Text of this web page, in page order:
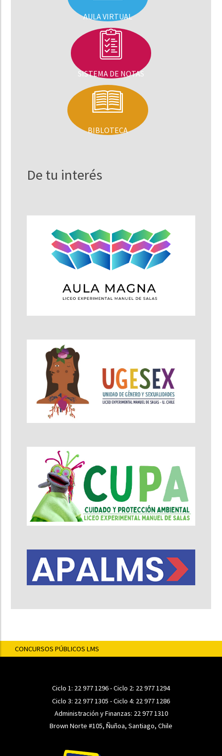
AULA VIRTUAL
SISTEMA DE NOTAS
BIBLOTECA
De tu interés
CONCURSOS PÚBLICOS LMS
Ciclo 1: 22 977 1296- Ciclo 2: 22 977 1294
Ciclo 3: 22 977 1305 - Ciclo 4: 22 977 1286
Administración y Finanzas: 22 977 1310
Brown Norte #105, Ñuñoa, Santiago, Chile